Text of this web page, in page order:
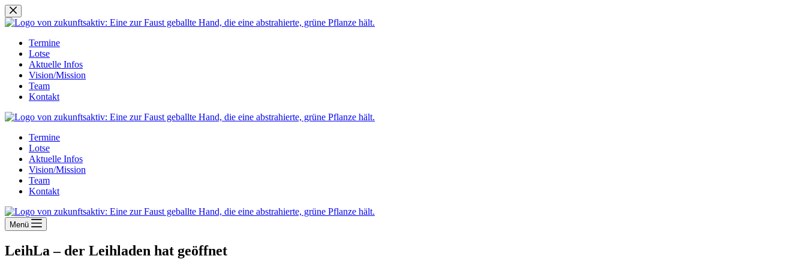
Zum
Inhalt
springen
Termine
Lotse
Aktuelle Infos
Vision/Mission
Team
Kontakt
Termine
Lotse
Aktuelle Infos
Vision/Mission
Team
Kontakt
Menü
LeihLa – der Leihladen hat geöffnet